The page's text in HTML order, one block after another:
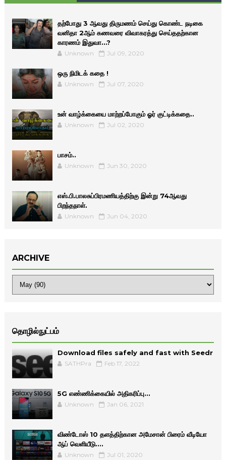
தற்போது 3 ஆவது திருமணம் செய்து கொண்ட நடிகை
வனிதா 2ஆம் கணவரை விவாகரத்து செய்ததற்கான
காரணம் இதுவா…?
Unknown Jul 09, 2020
ஒரு நிமிடக் கதை !
Unknown Jul 07, 2020
உன் வாழ்க்கையை மாற்றப்போகும் ஓர் குட்டிக்கதை..
Unknown Jul 02, 2020
பாசம்..
Unknown Jun 30, 2020
எஸ்.பி.பாலசுப்பிரமணியத்திற்கு இன்று 74ஆவது
பிறந்தநாள்.
Unknown Jun 04, 2020
ARCHIVE
தொழில்நுட்பம்
Download files safely and fast with Seedr
SATHPra Feb 17, 2022
5G எண்ணிக்கையில் அதிகரிப்பு...
Unknown Jan 06, 2021
விண்டோஸ் 10 தளத்திற்கான அமேசான் பிரைம் வீடியோ
ஆப் வெளியீடு....
Unknown Jul 01, 2020